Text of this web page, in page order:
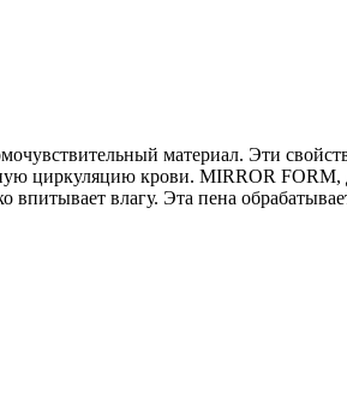
материал. Эти
циркуляцию крови. MIRROR FORM,
впитывает влагу. Эта пена